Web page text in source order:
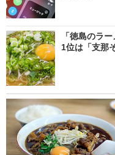
「徳島のラ
1位は「支那